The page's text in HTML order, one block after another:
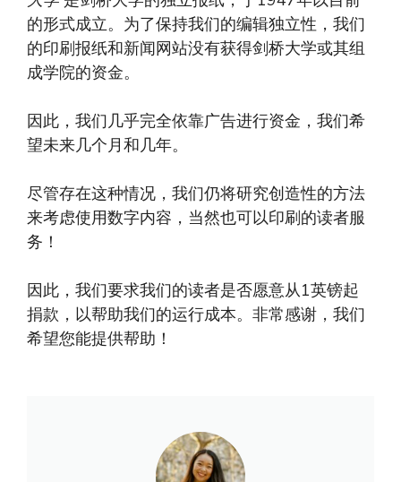
的形式成立。为了保持我们的编辑独立性，我们
的印刷报纸和新闻网站没有获得剑桥大学或其组
成学院的资金。
因此，我们几乎完全依靠广告进行资金，我们希
望未来几个月和几年。
尽管存在这种情况，我们仍将研究创造性的方法
来考虑使用数字内容，当然也可以印刷的读者服
务！
因此，我们要求我们的读者是否愿意从1英镑起
捐款，以帮助我们的运行成本。非常感谢，我们
希望您能提供帮助！